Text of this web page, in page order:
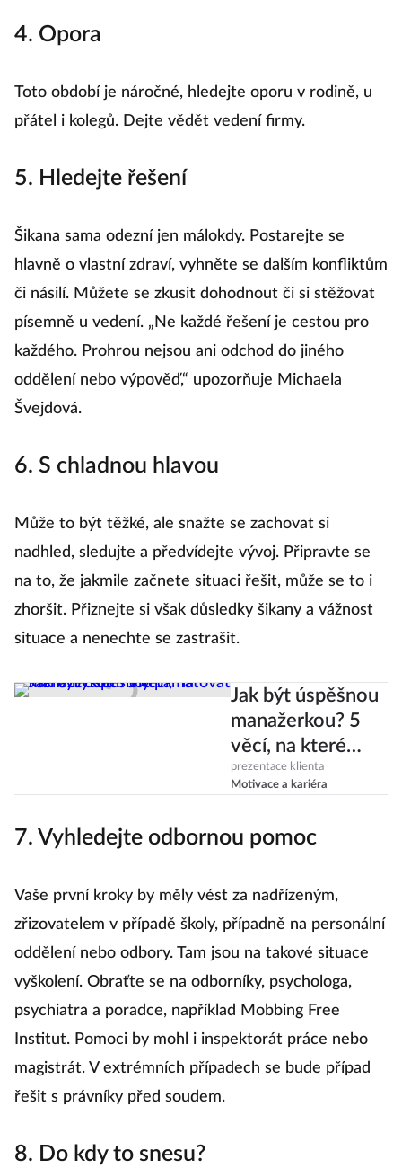
4. Opora
Toto období je náročné, hledejte oporu v rodině, u
přátel i kolegů. Dejte vědět vedení firmy.
5. Hledejte řešení
Šikana sama odezní jen málokdy. Postarejte se
hlavně o vlastní zdraví, vyhněte se dalším konfliktům
či násilí. Můžete se zkusit dohodnout či si stěžovat
písemně u vedení. „Ne každé řešení je cestou pro
každého. Prohrou nejsou ani odchod do jiného
oddělení nebo výpověď,“ upozorňuje Michaela
Švejdová.
6. S chladnou hlavou
Může to být těžké, ale snažte se zachovat si
nadhled, sledujte a předvídejte vývoj. Připravte se
na to, že jakmile začnete situaci řešit, může se to i
zhoršit. Přiznejte si však důsledky šikany a vážnost
situace a nenechte se zastrašit.
Jak být úspěšnou
manažerkou? 5
věcí, na které
byste měly
pamatovat
prezentace klienta
Motivace a kariéra
7. Vyhledejte odbornou pomoc
Vaše první kroky by měly vést za nadřízeným,
zřizovatelem v případě školy, případně na personální
oddělení nebo odbory. Tam jsou na takové situace
vyškolení. Obraťte se na odborníky, psychologa,
psychiatra a poradce, například Mobbing Free
Institut. Pomoci by mohl i inspektorát práce nebo
magistrát. V extrémních případech se bude případ
řešit s právníky před soudem.
8. Do kdy to snesu?